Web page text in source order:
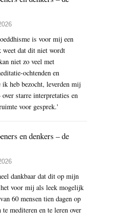
is voor mij een
dat dit niet wordt
niet zo veel met
ochtenden en
ik heb bezocht, leverden mij
starre interpretaties en
voor gesprek.'
en denkers – de
dankbaar dat dit op mijn
voor mij als leek mogelijk
60 mensen tien dagen op
mediteren en te leren over